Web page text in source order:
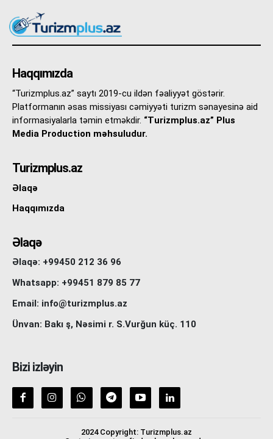
Haqqımızda
“Turizmplus.az” saytı 2019-cu ildən fəaliyyət göstərir.
Platformanın əsas missiyası cəmiyyəti turizm sənayesinə aid
informasiyalarla təmin etməkdir. “Turizmplus.az” Plus
Media Production məhsuludur.
Turizmplus.az
Əlaqə
Haqqımızda
Əlaqə
Əlaqə: +99450 212 36 96
Whatsapp: +99451 879 85 77
Email: info@turizmplus.az
Ünvan: Bakı ş, Nəsimi r. S.Vurğun küç. 110
Bizi izləyin
2024 Copyright: Turizmplus.az